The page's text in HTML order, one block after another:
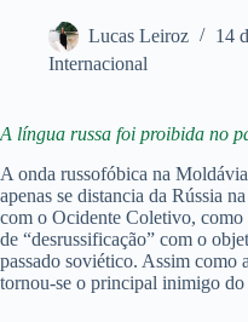
Lucas Leiroz
14
Internacional
A língua russa foi proibida no
A onda russofóbica na
apenas se distancia da Rússia
com o Ocidente Coletivo, como
de “desrussificação” com o
passado soviético. Assim como
tornou-se o principal inimigo